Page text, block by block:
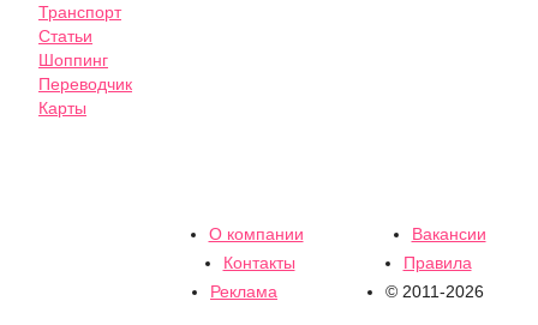
Транспорт
Статьи
Шоппинг
Переводчик
Карты
О компании
Вакансии
Контакты
Правила
Реклама
© 2011-2026